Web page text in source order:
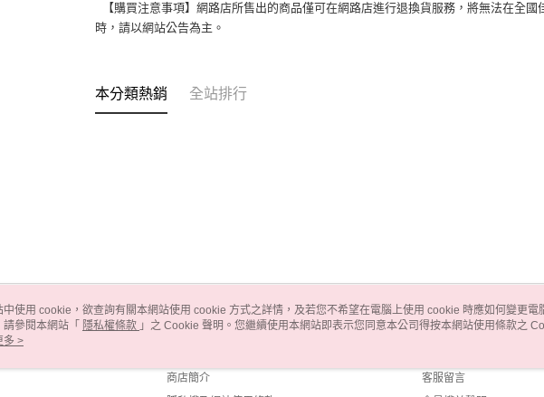
【購買注意事項】網路店所售出的商品僅可在網路店進行退換貨服務，將無法在全
時，請以網站公告為主。
本分類熱銷 全站排行
關於我們
商店簡介
客服資訊
客服留言
中使用 cookie，欲查詢有關本網站使用 cookie 方式之詳情，及若您不希望在電腦上使用 cookie 時應如何變更電
請參閱本網站「 隱私權條款 」之 Cookie 聲明。您繼續使用本網站即表示您同意本公司得按本網站使用條款之
。
多 >